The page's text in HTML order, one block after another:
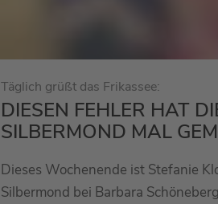
Täglich grüßt das Frikassee:
DIESEN FEHLER HAT
SILBERMOND MAL
Dieses Wochenende ist Stefanie
Silbermond bei Barbara